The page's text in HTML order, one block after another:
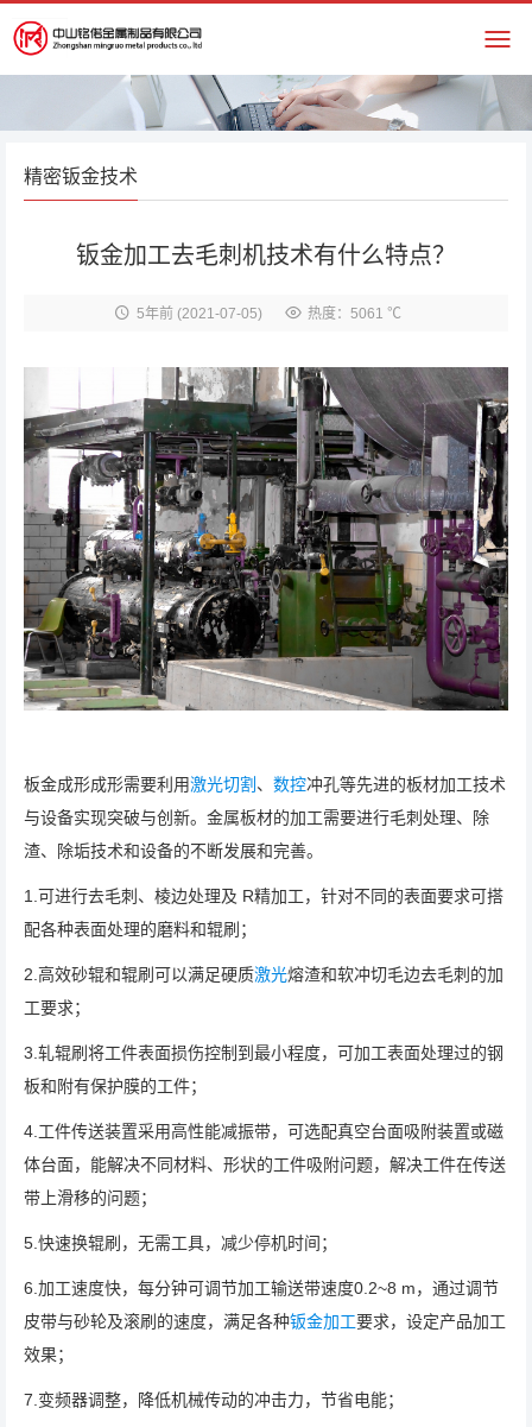
精密钣金技术
钣金加工去毛刺机技术有什么特点？
5年前(2021-07-05) 热度：5061 ℃
板金成形成形需要利用激光切割 、 数控冲孔等先进的板材加工技术
与设备实现突破与创新。金属板材的加工需要进行毛刺处理、除
渣、除垢技术和设备的不断发展和完善。
1.可进行去毛刺、棱边处理及 R精加工，针对不同的表面要求可搭
配各种表面处理的磨料和辊刷；
2.高效砂辊和辊刷可以满足硬质激光熔渣和软冲切毛边去毛刺的加
工要求；
3.轧辊刷将工件表面损伤控制到最小程度，可加工表面处理过的钢
板和附有保护膜的工件；
4.工件传送装置采用高性能减振带，可选配真空台面吸附装置或磁
体台面，能解决不同材料、形状的工件吸附问题，解决工件在传送
带上滑移的问题；
5.快速换辊刷，无需工具，减少停机时间；
6.加工速度快，每分钟可调节加工输送带速度0.2~8 m，通过调节
皮带与砂轮及滚刷的速度，满足各种钣金加工要求，设定产品加工
效果；
7.变频器调整，降低机械传动的冲击力，节省电能；